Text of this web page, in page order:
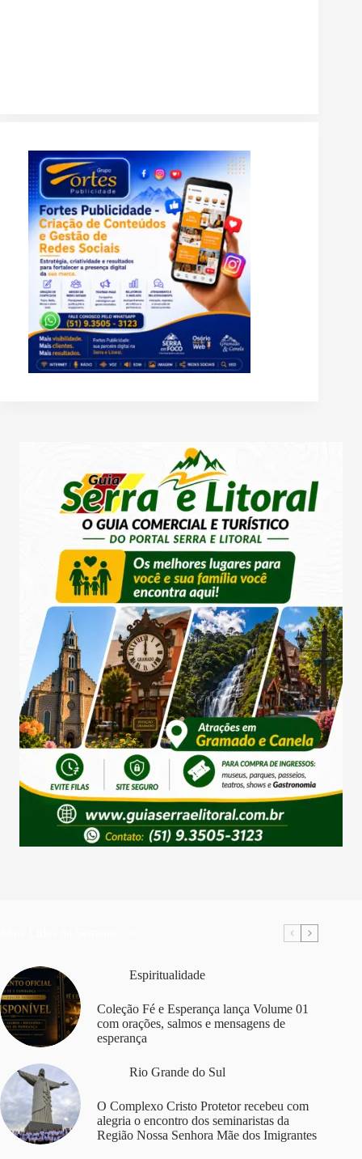
Espiritualidade
Coleção Fé e Esperança lança Volume 01
com orações, salmos e mensagens de
esperança
Rio Grande do Sul
O Complexo Cristo Protetor recebeu com
alegria o encontro dos seminaristas da
Região Nossa Senhora Mãe dos Imigrantes